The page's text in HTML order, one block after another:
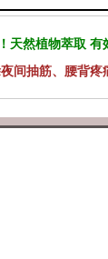
天然植物萃取 有
间抽筋、腰背